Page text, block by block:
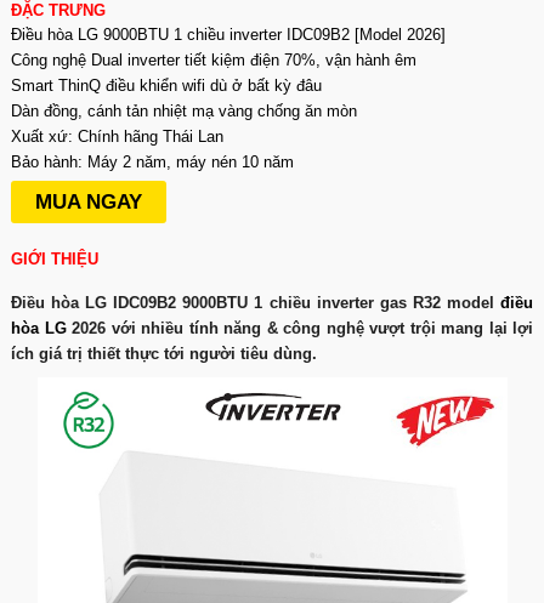
ĐẶC TRƯNG
Điều hòa LG 9000BTU 1 chiều inverter IDC09B2 [Model 2026]
Công nghệ Dual inverter tiết kiệm điện 70%, vận hành êm
Smart ThinQ điều khiển wifi dù ở bất kỳ đâu
Dàn đồng, cánh tản nhiệt mạ vàng chống ăn mòn
Xuất xứ: Chính hãng Thái Lan
Bảo hành: Máy 2 năm, máy nén 10 năm
MUA NGAY
GIỚI THIỆU
Điều hòa LG IDC09B2 9000BTU 1 chiều inverter gas R32 model điều
hòa LG2026 với nhiều tính năng & công nghệ vượt trội mang lại lợi
ích giá trị thiết thực tới người tiêu dùng.